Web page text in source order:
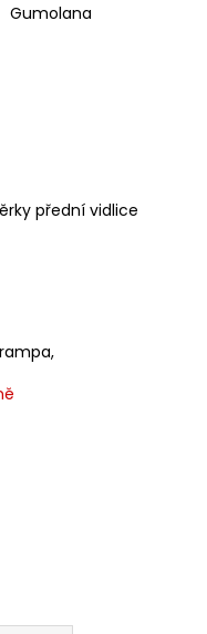
Gumolana
přední vidlice